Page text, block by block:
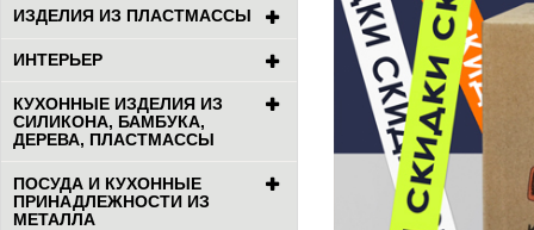
ИЗДЕЛИЯ ИЗ ПЛАСТМАССЫ
ИНТЕРЬЕР
КУХОННЫЕ ИЗДЕЛИЯ ИЗ
СИЛИКОНА, БАМБУКА,
ДЕРЕВА, ПЛАСТМАССЫ
ПОСУДА И КУХОННЫЕ
ПРИНАДЛЕЖНОСТИ ИЗ
МЕТАЛЛА